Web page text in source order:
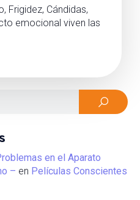
Frigidez, Cándidas,
emocional viven las
en el Aparato
– en Películas Conscientes